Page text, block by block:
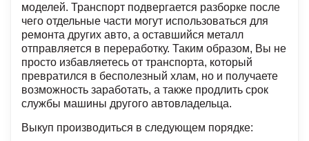
моделей. Транспорт подвергается разборке после
чего отдельные части могут использоваться для
ремонта других авто, а оставшийся металл
отправляется в переработку. Таким образом, Вы не
просто избавляетесь от транспорта, который
превратился в бесполезный хлам, но и получаете
возможность заработать, а также продлить срок
службы машины другого автовладельца.
Выкуп производиться в следующем порядке: